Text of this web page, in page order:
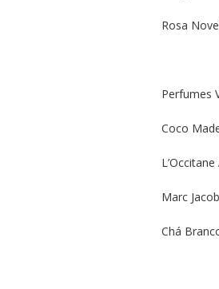
Rosa
Perfumes
Coco
Marc
Chá